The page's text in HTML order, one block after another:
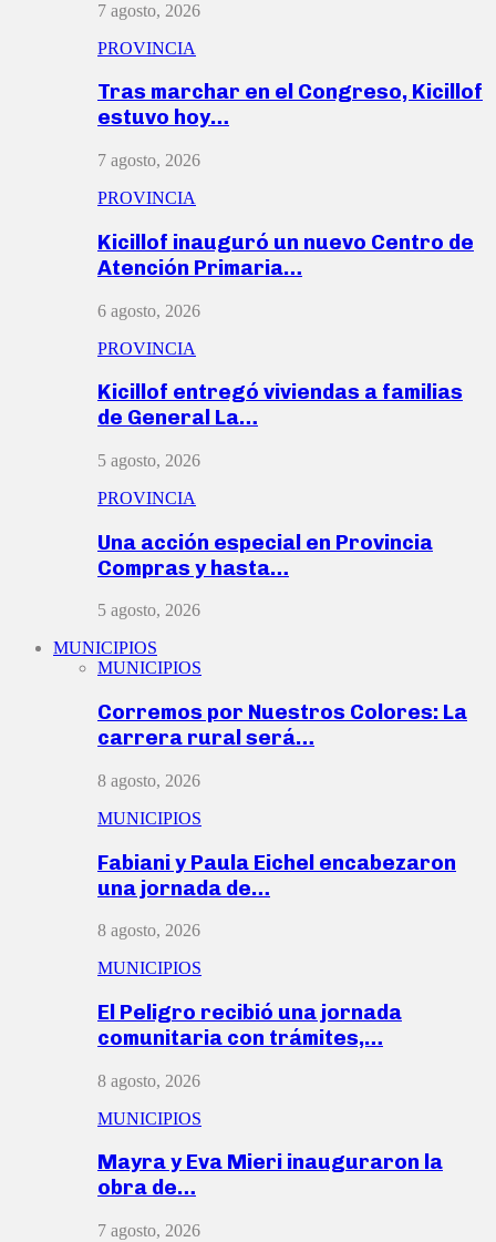
7 agosto, 2026
PROVINCIA
Tras marchar en el Congreso, Kicillof
estuvo hoy…
7 agosto, 2026
PROVINCIA
Kicillof inauguró un nuevo Centro de
Atención Primaria…
6 agosto, 2026
PROVINCIA
Kicillof entregó viviendas a familias
de General La…
5 agosto, 2026
PROVINCIA
Una acción especial en Provincia
Compras y hasta…
5 agosto, 2026
MUNICIPIOS
MUNICIPIOS
Corremos por Nuestros Colores: La
carrera rural será…
8 agosto, 2026
MUNICIPIOS
Fabiani y Paula Eichel encabezaron
una jornada de…
8 agosto, 2026
MUNICIPIOS
El Peligro recibió una jornada
comunitaria con trámites,…
8 agosto, 2026
MUNICIPIOS
Mayra y Eva Mieri inauguraron la
obra de…
7 agosto, 2026